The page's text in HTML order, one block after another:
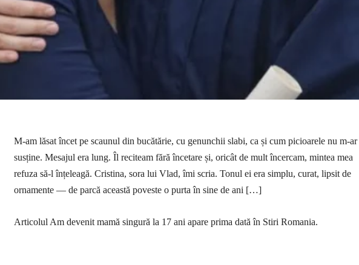
M-am lăsat încet pe scaunul din bucătărie, cu genunchii slabi, ca și cum picioarele nu m-
susține. Mesajul era lung. Îl reciteam fără încetare și, oricât de mult încercam, mintea mea
refuza să-l înțeleagă. Cristina, sora lui Vlad, îmi scria. Tonul ei era simplu, curat, lipsit de
ornamente — de parcă această poveste o purta în sine de ani […]
Articolul Am devenit mamă singură la 17 ani apare prima dată în Stiri Romania.